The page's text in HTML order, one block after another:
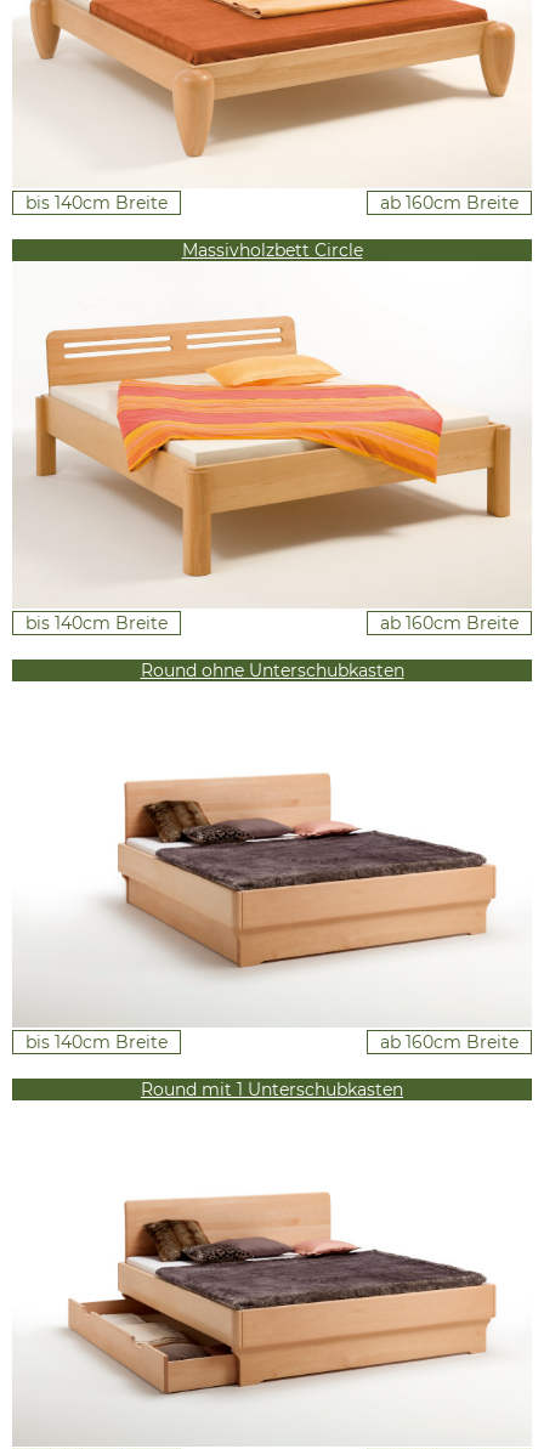
bis 140cm Breite ab 160cm Breite
Massivholzbett Circle
bis 140cm Breite ab 160cm Breite
Round ohne Unterschubkasten
bis 140cm Breite ab 160cm Breite
Round mit 1 Unterschubkasten